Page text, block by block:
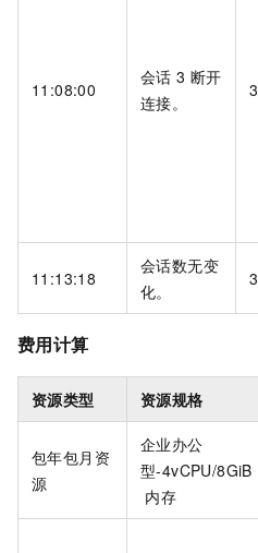
11:08:00
会话 3 断开
连接。
3
11:13:18
会话数无变
化。
3
费用计算
资源类型 资源规格
包年包月资
源
企业办公
型-4vCPU/8GiB
内存